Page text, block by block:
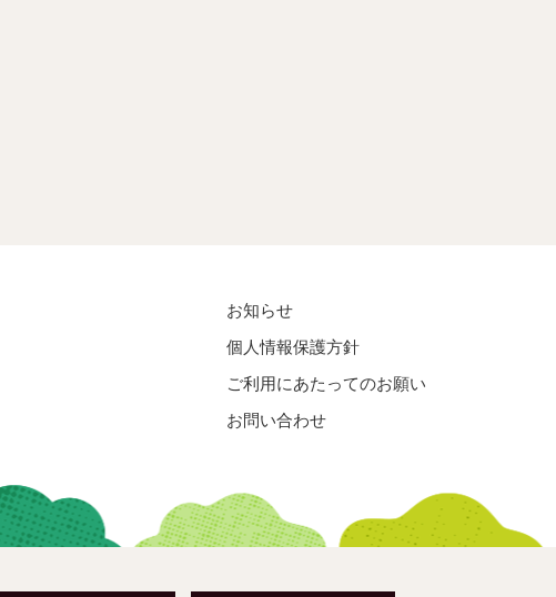
お知らせ
個人情報保護方針
ご利用にあたってのお願い
お問い合わせ